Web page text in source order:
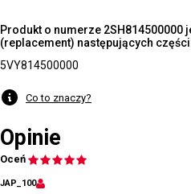
Produkt o numerze 2SH814500000
(replacement) następujących
5VY814500000
Co to znaczy?
Opinie
Oceń
JAP_100